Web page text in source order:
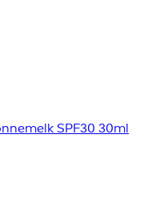
SPF30 30ml